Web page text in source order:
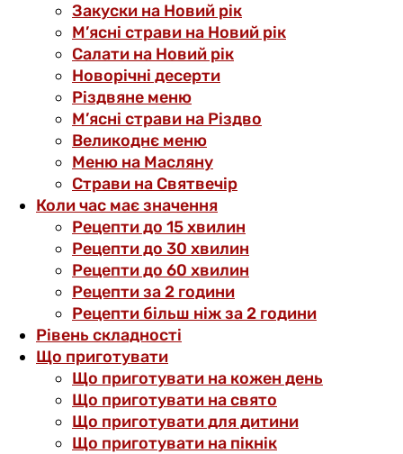
Закуски на Новий рік
М’ясні страви на Новий рік
Салати на Новий рік
Новорічні десерти
Різдвяне меню
М’ясні страви на Різдво
Великоднє меню
Меню на Масляну
Страви на Святвечір
Коли час має значення
Рецепти до 15 хвилин
Рецепти до 30 хвилин
Рецепти до 60 хвилин
Рецепти за 2 години
Рецепти більш ніж за 2 години
Рівень складності
Що приготувати
Що приготувати на кожен день
Що приготувати на свято
Що приготувати для дитини
Що приготувати на пікнік